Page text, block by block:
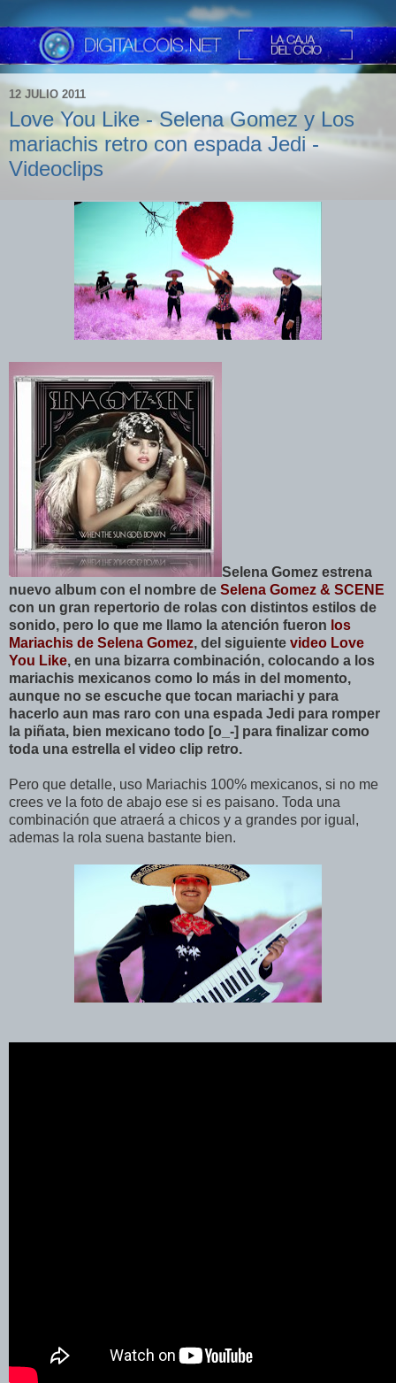
12 JULIO 2011
Love You Like - Selena Gomez y Los
mariachis retro con espada Jedi -
Videoclips
Selena Gomez estrena
nuevo album con el nombre de Selena Gomez & SCENE
con un gran repertorio de rolas con distintos estilos de
sonido, pero lo que me llamo la atención fueron los
Mariachis de Selena Gomez, del siguiente video Love
You Like, en una bizarra combinación, colocando a los
mariachis mexicanos como lo más in del momento,
aunque no se escuche que tocan mariachi y para
hacerlo aun mas raro con una espada Jedi para romper
la piñata, bien mexicano todo [o_-] para finalizar como
toda una estrella el video clip retro.
Pero que detalle, uso Mariachis 100% mexicanos, si no me
crees ve la foto de abajo ese si es paisano. Toda una
combinación que atraerá a chicos y a grandes por igual,
ademas la rola suena bastante bien.